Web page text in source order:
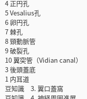
4 正円孔
5 Vesalius孔
6 卵円孔
7 棘孔
8 頸動脈管
9 破裂孔
10 翼突管（Vidian canal）
3 後頭蓋底
1 内耳道
豆知識 3. 翼口蓋窩